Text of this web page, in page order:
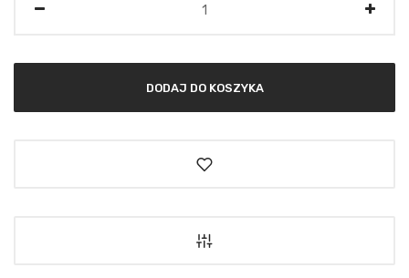
DODAJ DO KOSZYKA